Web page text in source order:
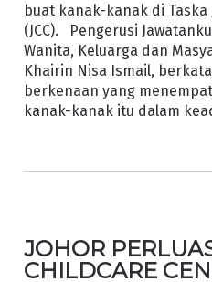
buat kanak-kanak di Taska
(JCC). Pengerusi
Wanita, Keluarga dan
Khairin Nisa Ismail, berkata
berkenaan yang
kanak-kanak itu dalam
JOHOR
CHILDCARE